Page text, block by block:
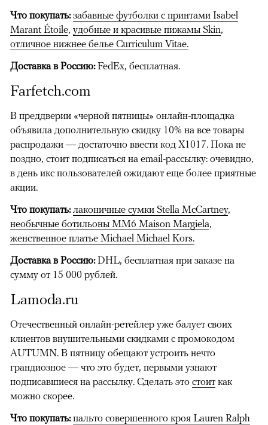
Что покупать: забавные футболки с принтами Isabel
Marant Étoile, удобные и красивые пижамы Skin,
отличное нижнее белье Curriculum Vitae.
Доставка в Россию:FedEx, бесплатная.
Farfetch.com
В преддверии «черной пятницы» онлайн-площадка
объявила дополнительную скидку 10% на все товары
распродажи — достаточно ввести код X1017. Пока не
поздно, стоит подписаться на email-рассылку: очевидно,
в день икс пользователей ожидают еще более приятные
акции.
Что покупать: лаконичные сумки Stella McCartney,
необычные ботильоны MM6 Maison Margiela,
женственное платье Michael Michael Kors.
Доставка в Россию:DHL, бесплатная при заказе на
сумму от 15 000 рублей.
Lamoda.ru
Отечественный онлайн-ретейлер уже балует своих
клиентов внушительными скидками с промокодом
AUTUMN. В пятницу обещают устроить нечто
грандиозное — что это будет, первыми узнают
подписавшиеся на рассылку. Сделать это стоит как
можно скорее.
Что покупать:пальто совершенного кроя Lauren Ralph